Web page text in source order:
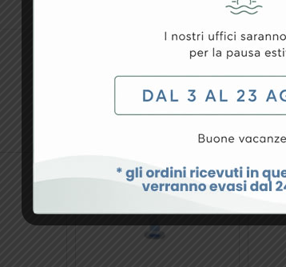
conf. 10 pz. conf.